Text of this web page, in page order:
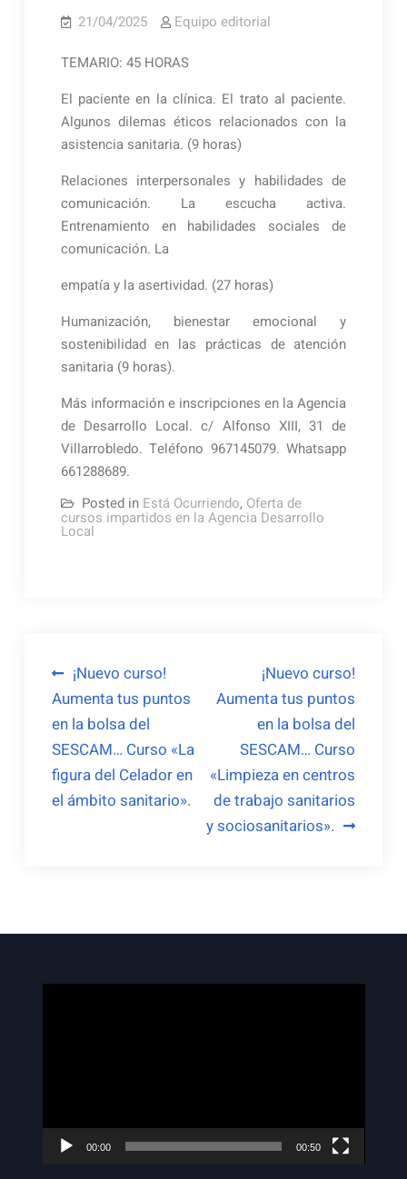
21/04/2025 Equipo editorial
TEMARIO: 45 HORAS
El paciente en la clínica. El trato al paciente.
Algunos dilemas éticos relacionados con la
asistencia sanitaria. (9 horas)
Relaciones interpersonales y habilidades de
comunicación. La escucha activa.
Entrenamiento en habilidades sociales de
comunicación. La
empatía y la asertividad. (27 horas)
Humanización, bienestar emocional y
sostenibilidad en las prácticas de atención
sanitaria (9 horas).
Más información e inscripciones en la Agencia
de Desarrollo Local. c/ Alfonso XIII, 31 de
Villarrobledo. Teléfono 967145079. Whatsapp
661288689.
Posted in Está Ocurriendo, Oferta de
cursos impartidos en la Agencia Desarrollo
Local
Navegación
de
entradas
¡Nuevo curso!
Aumenta tus puntos
en la bolsa del
SESCAM… Curso «La
figura del Celador en
el ámbito sanitario».
¡Nuevo curso!
Aumenta tus puntos
en la bolsa del
SESCAM… Curso
«Limpieza en centros
de trabajo sanitarios
y sociosanitarios».
00:00 00:50